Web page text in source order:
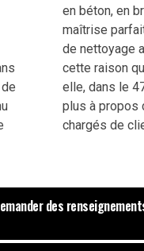
en béton, en
maîtrise
de nettoyage
cette raison
elle, dans le
plus à propos
chargés de
des